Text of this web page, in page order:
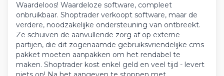
Waardeloos! Waardeloze software, compleet
onbruikbaar. Shoptrader verkoopt software, maar de
verdere, noodzakelijke ondersteuning van ontbreekt.
Ze schuiven de aanvullende zorg af op externe
partijen, die dit zogenaamde gebruiksvriendelijke cms
pakket moeten aanpakken om het rendabel te
maken. Shoptrader kost enkel geld en veel tijd - levert